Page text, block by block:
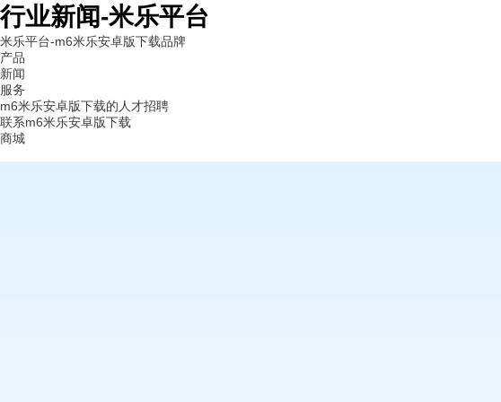
行业新闻-米乐平台
米乐平台-m6米乐安卓版下载品牌
产品
新闻
服务
m6米乐安卓版下载的人才招聘
联系m6米乐安卓版下载
商城